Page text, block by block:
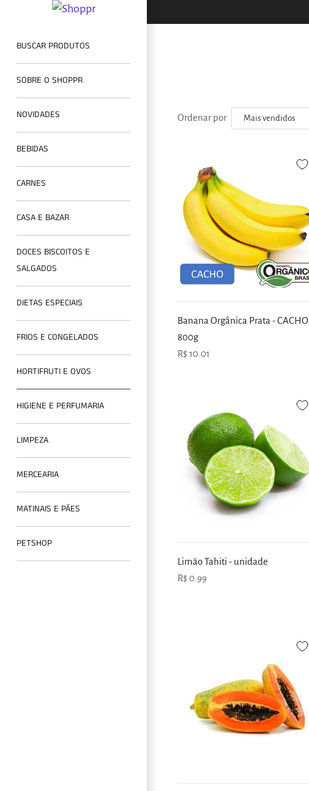
BUSCAR PRODUTOS
SOBRE O SHOPPR
NOVIDADES
BEBIDAS
CARNES
CASA E BAZAR
DOCES BISCOITOS E
SALGADOS
DIETAS ESPECIAIS
FRIOS E CONGELADOS
HORTIFRUTI E OVOS
HIGIENE E PERFUMARIA
LIMPEZA
MERCEARIA
MATINAIS E PÃES
PETSHOP
Ordenar por
Banana Orgânica Prata - CACHO
800g
R$ 10.01
Limão Tahiti - unidade
R$ 0.99